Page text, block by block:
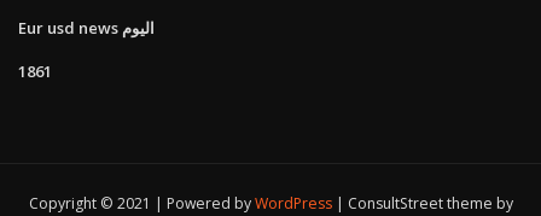
Eur usd news اليوم
1861
Copyright © 2021 | Powered byWordPress ConsultStreet theme by